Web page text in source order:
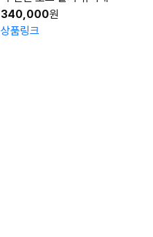
340,000원
상품링크